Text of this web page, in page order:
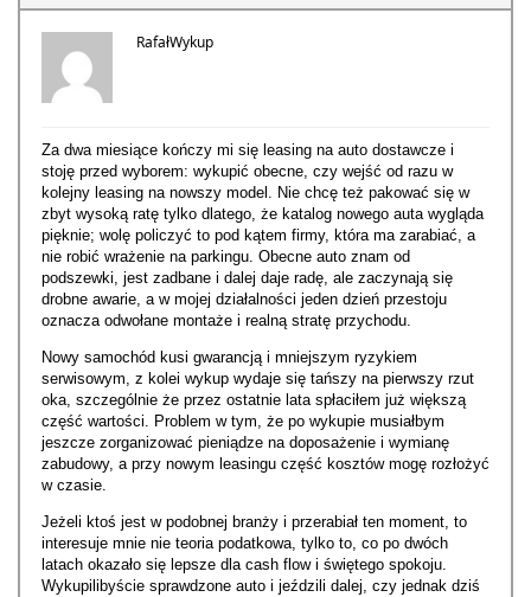
RafałWykup
Za dwa miesiące kończy mi się leasing na auto dostawcze i
stoję przed wyborem: wykupić obecne, czy wejść od razu w
kolejny leasing na nowszy model. Nie chcę też pakować się w
zbyt wysoką ratę tylko dlatego, że katalog nowego auta wygląda
pięknie; wolę policzyć to pod kątem firmy, która ma zarabiać, a
nie robić wrażenie na parkingu. Obecne auto znam od
podszewki, jest zadbane i dalej daje radę, ale zaczynają się
drobne awarie, a w mojej działalności jeden dzień przestoju
oznacza odwołane montaże i realną stratę przychodu.
Nowy samochód kusi gwarancją i mniejszym ryzykiem
serwisowym, z kolei wykup wydaje się tańszy na pierwszy rzut
oka, szczególnie że przez ostatnie lata spłaciłem już większą
część wartości. Problem w tym, że po wykupie musiałbym
jeszcze zorganizować pieniądze na doposażenie i wymianę
zabudowy, a przy nowym leasingu część kosztów mogę rozłożyć
w czasie.
Jeżeli ktoś jest w podobnej branży i przerabiał ten moment, to
interesuje mnie nie teoria podatkowa, tylko to, co po dwóch
latach okazało się lepsze dla cash flow i świętego spokoju.
Wykupilibyście sprawdzone auto i jeździli dalej, czy jednak dziś